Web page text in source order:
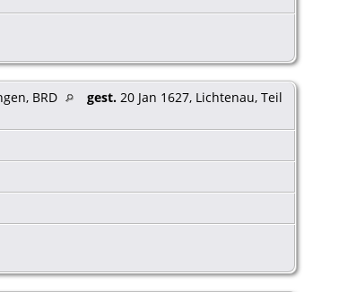
BRD gest. 20 Jan 1627, Lichtenau, Teil